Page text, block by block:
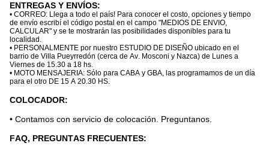
ENTREGAS Y ENVÍOS:
• CORREO: Llega a todo el país! Para conocer el costo, opciones y tiempo
de envío escribí el código postal en el campo "MEDIOS DE ENVIO,
CALCULAR" y se te mostrarán las posibilidades disponibles para tu
localidad.
• PERSONALMENTE por nuestro ESTUDIO DE DISEÑO ubicado en el
barrio de Villa Pueyrredón (cerca de Av. Mosconi y Nazca) de Lunes a
Viernes de 15.30 a 18 hs.
• MOTO MENSAJERIA: Sólo para CABA y GBA, las programamos de un día
para el otro DE 15 A 20.30 HS.
COLOCADOR:
• Contamos con servicio de colocación. Preguntanos.
FAQ, PREGUNTAS FRECUENTES: